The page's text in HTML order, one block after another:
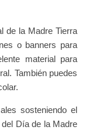
de la Madre Tierra
o banners para
material para
También puedes
sosteniendo el
Día de la Madre